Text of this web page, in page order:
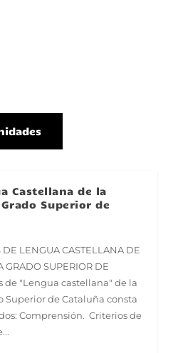
Castellana de la
Superior de
LENGUA CASTELLANA DE
GRADO SUPERIOR DE
de "Lengua castellana" de la
Superior de Cataluña consta
Comprensión. Criterios de